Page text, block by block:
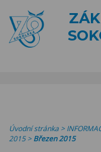
Úvodní stránka >
2015>Březen 2015